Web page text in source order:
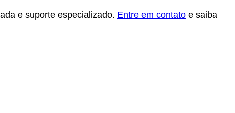
e suporte especializado. Entre em contato e saiba